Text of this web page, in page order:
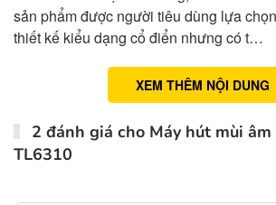
sản phẩm được người tiêu dùng lựa
thiết kế kiểu dạng cổ điển nhưng có t…
XEM THÊM NỘI DUNG
2 đánh giá cho Máy hút mùi âm
TL6310